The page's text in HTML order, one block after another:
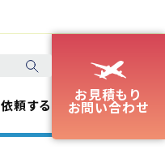
依頼する
お見積もり
お問い合わせ